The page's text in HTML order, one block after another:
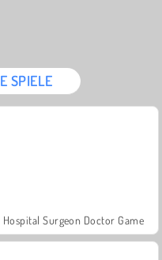
SPIELE
Hospital Surgeon Doctor Game